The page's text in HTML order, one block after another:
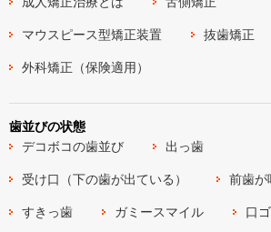
マウスピース型矯正装置 抜歯矯正
外科矯正（保険適用）
歯並びの状態
デコボコの歯並び
出っ歯
受け口（下の歯が出ている） 前歯が
すきっ歯 ガミースマイル 口